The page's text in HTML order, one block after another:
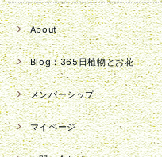
About
Blog：365日植物とお花
メンバーシップ
マイページ